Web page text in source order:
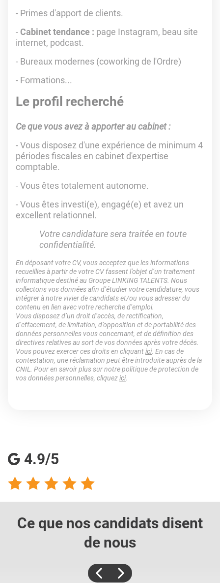
- Primes d'apport de clients.
-Cabinet tendance : page Instagram, beau site
internet, podcast.
- Bureaux modernes (coworking de l'Ordre)
- Formations...
Le profil recherché
Ce que vous avez à apporter au cabinet :
- Vous disposez d'une expérience de minimum 4
périodes fiscales en cabinet d'expertise
comptable.
- Vous êtes totalement autonome.
- Vous êtes investi(e), engagé(e) et avez un
excellent relationnel.
Votre candidature sera traitée en toute
confidentialité.
En déposant votre CV, vous acceptez que les informations
recueillies à partir de votre CV fassent l’objet d’un traitement
informatique destiné au Groupe LINKING TALENTS. Nous
collectons vos données afin d’étudier votre candidature, vous
intégrer à notre vivier de candidats et/ou vous adresser du
contenu en lien avec votre recherche d’emploi.
Vous disposez d’un droit d’accès, de rectification,
d’effacement, de limitation, d’opposition et de portabilité des
données personnelles vous concernant, et de définition des
directives relatives au sort de vos données après votre décès.
Vous pouvez exercer ces droits en cliquantici. En cas de
contestation, une réclamation peut être introduite auprès de la
CNIL. Pour en savoir plus sur notre politique de protection de
vos données personnelles, cliquezici.
4.9/5
Ce que nos candidats disent
de nous